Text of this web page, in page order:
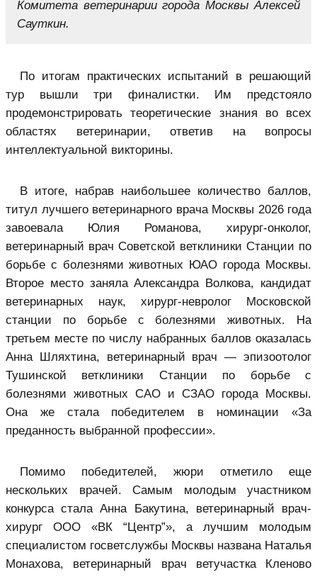
Комитета ветеринарии города Москвы Алексей
Сауткин.
По итогам практических испытаний в решающий
тур вышли три финалистки. Им предстояло
продемонстрировать теоретические знания во всех
областях ветеринарии, ответив на вопросы
интеллектуальной викторины.
В итоге, набрав наибольшее количество баллов,
титул лучшего ветеринарного врача Москвы 2026 года
завоевала Юлия Романова, хирург-онколог,
ветеринарный врач Советской ветклиники Станции по
борьбе с болезнями животных ЮАО города Москвы.
Второе место заняла Александра Волкова, кандидат
ветеринарных наук, хирург-невролог Московской
станции по борьбе с болезнями животных. На
третьем месте по числу набранных баллов оказалась
Анна Шляхтина, ветеринарный врач — эпизоотолог
Тушинской ветклиники Станции по борьбе с
болезнями животных САО и СЗАО города Москвы.
Она же стала победителем в номинации «За
преданность выбранной профессии».
Помимо победителей, жюри отметило еще
нескольких врачей. Самым молодым участником
конкурса стала Анна Бакутина, ветеринарный врач-
хирург ООО «ВК “Центр”», а лучшим молодым
специалистом госветслужбы Москвы названа Наталья
Монахова, ветеринарный врач ветучастка Кленово